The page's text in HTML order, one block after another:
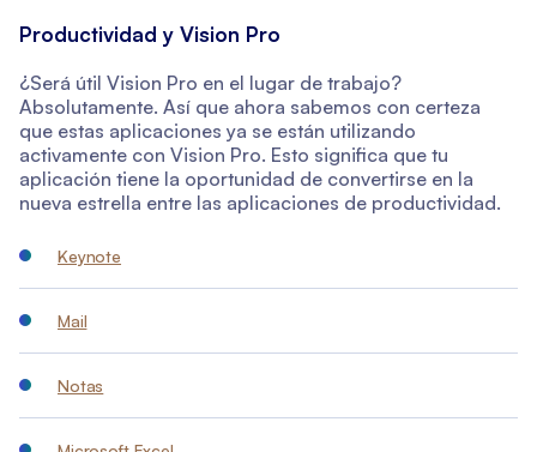
Productividad y Vision Pro
¿Será útil Vision Pro en el lugar de trabajo?
Absolutamente. Así que ahora sabemos con certeza
que estas aplicaciones ya se están utilizando
activamente con Vision Pro. Esto significa que tu
aplicación tiene la oportunidad de convertirse en la
nueva estrella entre las aplicaciones de productividad.
Keynote
Mail
Notas